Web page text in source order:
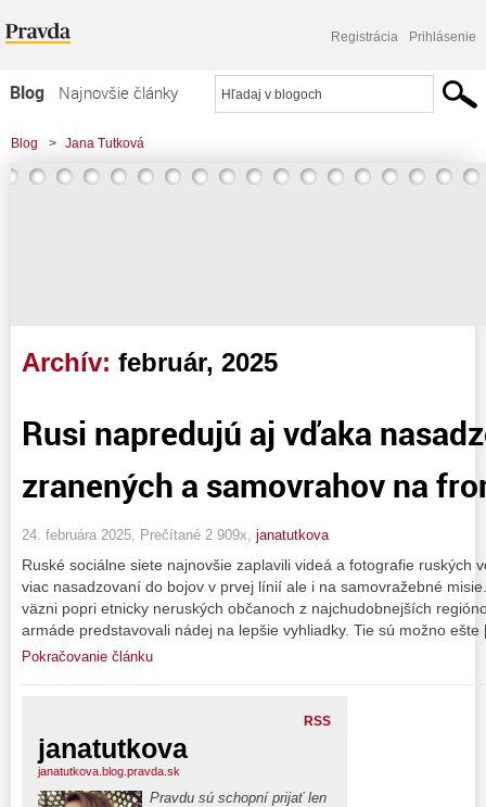
Registrácia Prihlásenie
Blog
Najnovšie články
Najčítanejšie články
Najkomentovanejšie články
Blog > Jana Tutková
> Rusi napredujú aj vďaka nasadzovaniu zranených a samovrahov na fronte
Archív: február, 2025
Rusi napredujú aj vďaka
zranených a samovrahov na
24. februára 2025, Prečítané 2 909x, janatutkova
Ruské sociálne siete najnovšie zaplavili videá a fotografie ruských
viac nasadzovaní do bojov v prvej línií ale i na samovražebné
väzni popri etnicky neruských občanoch z najchudobnejších
armáde predstavovali nádej na lepšie vyhliadky. Tie sú možno
Pokračovanie článku
RSS
janatutkova
janatutkova.blog.pravda.sk
Pravdu sú schopní prijať len